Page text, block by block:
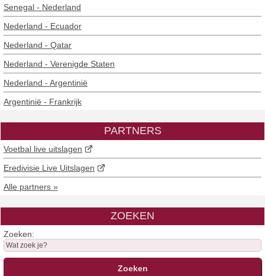
Senegal - Nederland
Nederland - Ecuador
Nederland - Qatar
Nederland - Verenigde Staten
Nederland - Argentinië
Argentinië - Frankrijk
PARTNERS
Voetbal live uitslagen
Eredivisie Live Uitslagen
Alle partners »
ZOEKEN
Zoeken: